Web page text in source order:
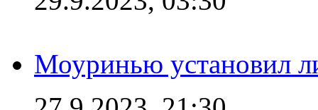
Моуринью установил